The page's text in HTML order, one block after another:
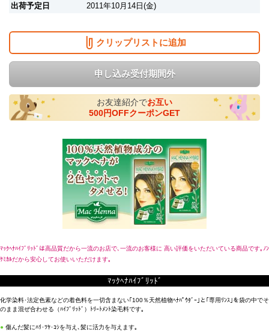
出荷予定日
2011年10月14日(金)
クリップリストに追加
申し込み受付期間外
お友達紹介でお互い
500円OFFクーポンGET
ﾏｯｸﾍﾅﾊｲﾌﾞﾘｯﾄﾞは高品質だから一流のお店で､一流のお客様に 高い評価をいただいている商品です｡ﾉﾝ
ｹﾐｶﾙだから安心してお使いいただけます｡
ﾏｯｸﾍﾅﾊｲﾌﾞﾘｯﾄﾞ
化学染料･法定色素などの着色料を一切含まない｢100％天然植物ﾍﾅﾊﾟｳﾀﾞｰ｣と｢専用ﾘﾝｽ｣を袋の中でそ
のまま混ぜ合わせる（ﾊｲﾌﾞﾘｯﾄﾞ）ﾄﾘｰﾄﾒﾝﾄ染毛料です｡
● 傷んだ髪にﾊﾘ･ﾂﾔ･ｺｼを与え､髪に活力を与えます｡